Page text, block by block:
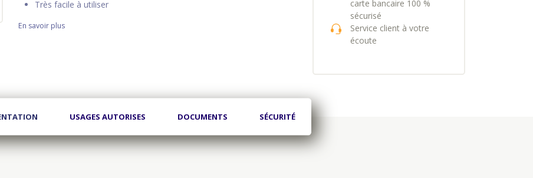
Très facile à utiliser
En savoir plus
carte bancaire 100 %
sécurisé
Service client à votre
écoute
USAGES AUTORISES DOCUMENTS SÉCURITÉ